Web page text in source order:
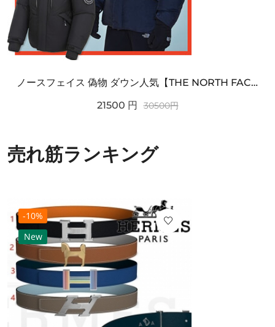
ノースフェイス 偽物 ダウン人気【THE NORTH FACE】M'S 7 SUMMIT HIM...
21500 円 30500円
売れ筋ランキング
-10%
New